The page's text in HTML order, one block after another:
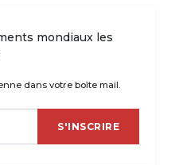
mondiaux les
dans votre boîte mail.
S'INSCRIRE